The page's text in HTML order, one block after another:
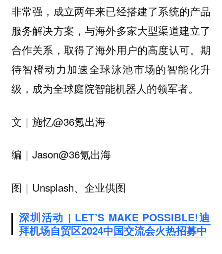
非常强，成立两年来已经搭建了系统的产品
服务解决方案，与海外多家大型渠道建立了
合作关系，取得了海外用户的高度认可。期
待智橙动力加速全球泳池市场的智能化升
级，成为全球庭院智能机器人的领军者。
文｜施忆@36氪出海
编｜Jason@36氪出海
图｜Unsplash、企业供图
深圳活动 | LET’S MAKE POSSIBLE!迪
拜机场自贸区2024中国交流会火热招募中